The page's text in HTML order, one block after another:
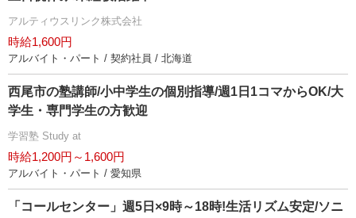
アルティウスリンク株式会社
時給1,600円
アルバイト・パート / 契約社員 / 北海道
西尾市の塾講師/小中学生の個別指導/週1日1コマからOK/大
学生・専門学生の方歓迎
学習塾 Study at
時給1,200円～1,600円
アルバイト・パート / 愛知県
「コールセンター」週5日×9時～18時!生活リズム安定/ソニ